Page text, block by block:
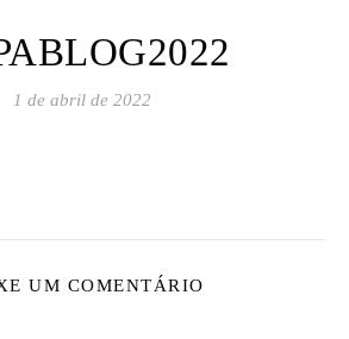
1 de abril de 2022
UM COMENTÁRIO